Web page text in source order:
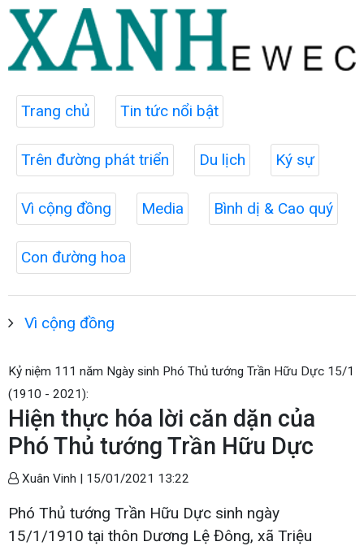
Trang chủ Tin tức nổi bật
Trên đường phát triển Du lịch Ký sự
Vì cộng đồng Media Bình dị & Cao quý
Con đường hoa
Vì cộng đồng
Kỷ niệm 111 năm Ngày sinh Phó Thủ tướng Trần Hữu Dực 15/1
(1910 - 2021):
Hiện thực hóa lời căn dặn của
Phó Thủ tướng Trần Hữu Dực
Xuân Vinh | 15/01/2021 13:22
Phó Thủ tướng Trần Hữu Dực sinh ngày
15/1/1910 tại thôn Dương Lệ Đông, xã Triệu